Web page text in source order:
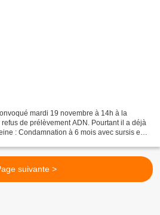
mardi 19 novembre à 14h à la
de prélèvement ADN. Pourtant il a déjà
: Condamnation à 6 mois avec sursis en
suivante >